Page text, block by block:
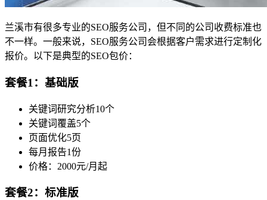
兰溪市有很多专业的SEO服务公司，但不同的公司收费标准也
不一样。一般来说，SEO服务公司会根据客户需求进行定制化
报价。以下是典型的SEO包价：
套餐1：基础版
关键词研究分析10个
关键词覆盖5个
页面优化5页
每月报告1份
价格：2000元/月起
套餐2：标准版